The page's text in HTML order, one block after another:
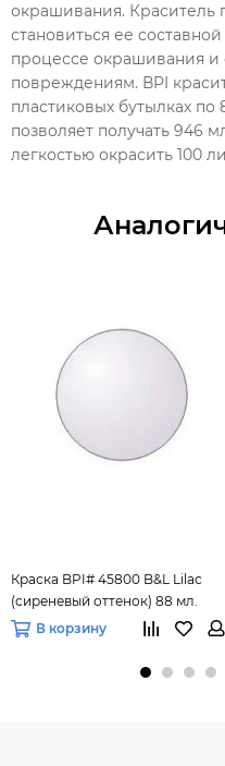
окрашивания. Краситель
становиться ее
процессе окрашивания и
повреждениям. ВРI
пластиковых бутылках
позволяет получать 946
легкостью окрасить 100
Краска BPI# 45800 B&L Lilac
(сиреневый оттенок) 88 мл.
В корзину